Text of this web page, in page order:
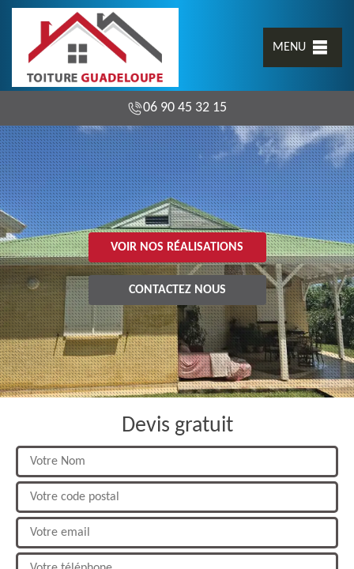
MENU
06 90 45 32 15
VOIR NOS RÉALISATIONS
CONTACTEZ NOUS
Devis gratuit